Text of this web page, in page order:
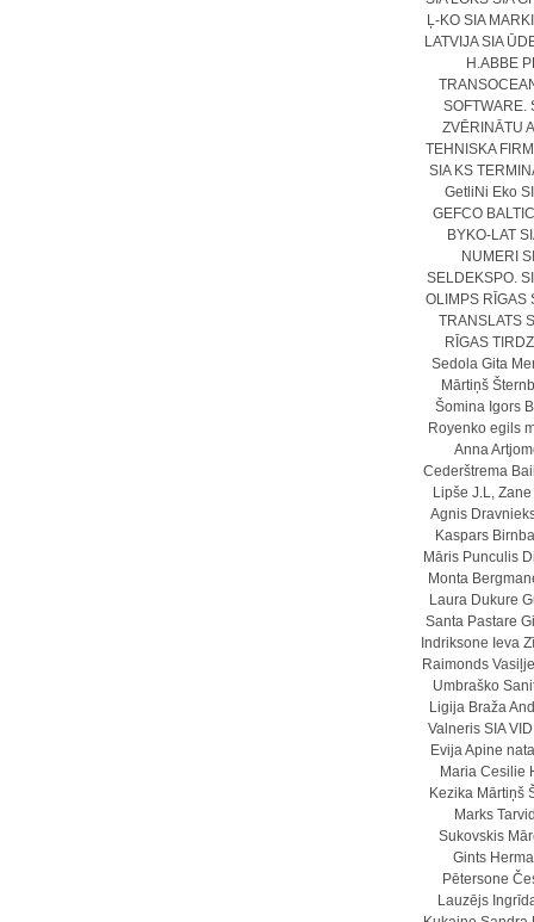
Ļ-KO SIA
LATVIJA SIA
H.ABBE
SOFTWARE.
ZVĒRINĀTU
TEHNISKA
SIA KS
GetliNi Eko
GEFCO
BYKO-LAT
NUMERI
SELDEKSPO.
OLIMPS RĪGAS
TRANSLATS
RĪGAS
Sedola Gita
Mārtiņš
Šomina Igors
Royenko egils
Anna
Cederštrema
Lipše J.L,
Agnis
Kaspars
Māris Punculis
Monta
Laura Dukure
Santa Pastare
Indriksone Ieva
Raimonds
Umbraško
Ligija Braža
Valneris SIA
Evija Apine
Maria Cesilie
Kezika Mārtiņš
Marks
Sukovskis
Gints
Pētersone
Lauzējs